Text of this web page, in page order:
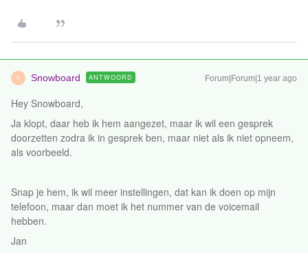
S Snowboard ANTWOORD Forum|Forum|1 year ago
Hey Snowboard,
Ja klopt, daar heb ik hem aangezet, maar ik wil een gesprek
doorzetten zodra ik in gesprek ben, maar niet als ik niet opneem,
als voorbeeld.
Snap je hem, ik wil meer instellingen, dat kan ik doen op mijn
telefoon, maar dan moet ik het nummer van de voicemail
hebben.
Jan